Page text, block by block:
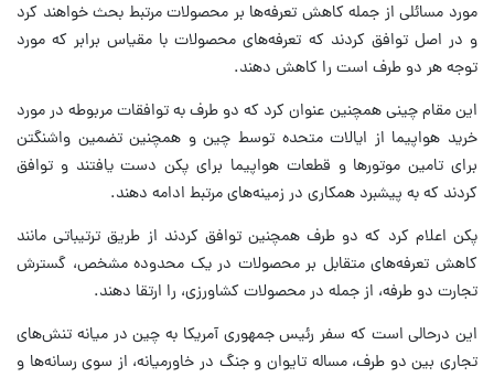
مورد مسائلی از جمله کاهش تعرفه‌ها بر محصولات مرتبط بحث خواهند کرد
و در اصل توافق کردند که تعرفه‌های محصولات با مقیاس برابر که مورد
توجه هر دو طرف است را کاهش دهند.
این مقام چینی همچنین عنوان کرد که دو طرف به توافقات مربوطه در مورد
خرید هواپیما از ایالات متحده توسط چین و همچنین تضمین واشنگتن
برای تامین موتورها و قطعات هواپیما برای پکن دست یافتند و توافق
کردند که به پیشبرد همکاری در زمینه‌های مرتبط ادامه دهند.
پکن اعلام کرد که دو طرف همچنین توافق کردند از طریق ترتیباتی مانند
کاهش تعرفه‌های متقابل بر محصولات در یک محدوده مشخص، گسترش
تجارت دو طرفه، از جمله در محصولات کشاورزی، را ارتقا دهند.
این درحالی است که سفر رئیس جمهوری آمریکا به چین در میانه تنش‌های
تجاری بین دو طرف، مساله تایوان و جنگ در خاورمیانه، از سوی رسانه‌ها و